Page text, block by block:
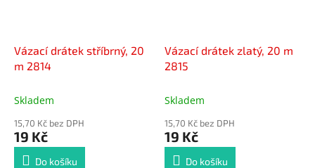
Vázací drátek stříbrný, 20
m 2814
Skladem
15,70 Kč bez DPH
19 Kč
Do košíku
Vázací drátek zlatý, 20 m
2815
Skladem
15,70 Kč bez DPH
19 Kč
Do košíku